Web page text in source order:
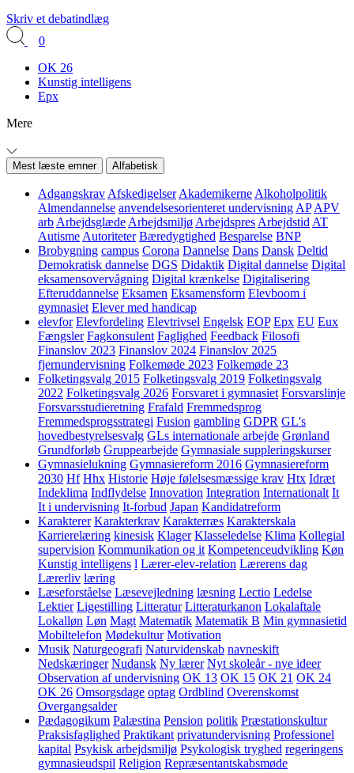
Skriv et debatindlæg
0
OK 26
Kunstig intelligens
Epx
Mere
Mest læste emner Alfabetisk
Adgangskrav Afskedigelser Akademikerne Alkoholpolitik
Almendannelse anvendelsesorienteret undervisning AP APV
arb Arbejdsglæde Arbejdsmiljø Arbejdspres Arbejdstid AT
Autisme Autoriteter Bæredygtighed Besparelse BNP
Brobygning campus Corona Dannelse Dans Dansk Deltid
Demokratisk dannelse DGS Didaktik Digital dannelse Digital
eksamensovervågning Digital krænkelse Digitalisering
Efteruddannelse Eksamen Eksamensform Elevboom i
gymnasiet Elever med handicap
elevfor Elevfordeling Elevtrivsel Engelsk EOP Epx EU Eux
Fængsler Fagkonsulent Faglighed Feedback Filosofi
Finanslov 2023 Finanslov 2024 Finanslov 2025
fjernundervisning Folkemøde 2023 Folkemøde 23
Folketingsvalg 2015 Folketingsvalg 2019 Folketingsvalg
2022 Folketingsvalg 2026 Forsvaret i gymnasiet Forsvarslinje
Forsvarsstudieretning Frafald Fremmedsprog
Fremmedsprogsstrategi Fusion gambling GDPR GL's
hovedbestyrelsesvalg GLs internationale arbejde Grønland
Grundforløb Gruppearbejde Gymnasiale suppleringskurser
Gymnasielukning Gymnasiereform 2016 Gymnasiereform
2030 Hf Hhx Historie Høje følelsesmæssige krav Htx Idræt
Indeklima Indflydelse Innovation Integration Internationalt It
It i undervisning It-forbud Japan Kandidatreform
Karakterer Karakterkrav Karakterræs Karakterskala
Karrierelæring kinesisk Klager Klasseledelse Klima Kollegial
supervision Kommunikation og it Kompetenceudvikling Køn
Kunstig intelligens l Lærer-elev-relation Lærerens dag
Lærerliv læring
Læseforståelse Læsevejledning læsning Lectio Ledelse
Lektier Ligestilling Litteratur Litteraturkanon Lokalaftale
Lokalløn Løn Magt Matematik Matematik B Min gymnasietid
Mobiltelefon Mødekultur Motivation
Musik Naturgeografi Naturvidenskab navneskift
Nedskæringer Nudansk Ny lærer Nyt skoleår - nye ideer
Observation af undervisning OK 13 OK 15 OK 21 OK 24
OK 26 Omsorgsdage optag Ordblind Overenskomst
Overgangsalder
Pædagogikum Palæstina Pension politik Præstationskultur
Praksisfaglighed Praktikant privatundervisning Professionel
kapital Psykisk arbejdsmiljø Psykologisk tryghed regeringens
gymnasieudspil Religion Repræsentantskabsmøde